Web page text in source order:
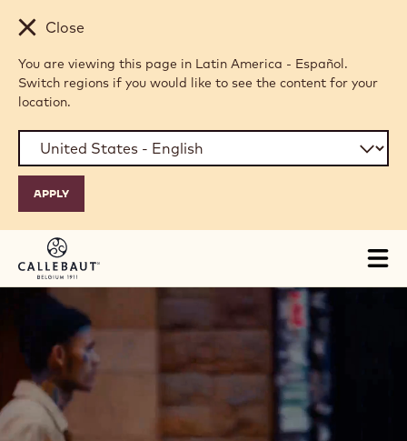
Skip to main content
Close
You are viewing this page in Latin America - Español.
Switch regions if you would like to see the content for your
location.